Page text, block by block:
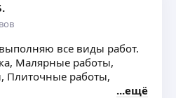
все виды работ.
Малярные работы,
Плиточные работы,
ещё